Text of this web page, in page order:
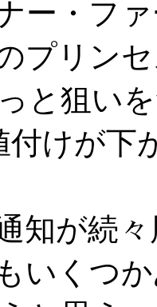
ー・フ
プリン
と狙い
付けが下
知が続
いくつ